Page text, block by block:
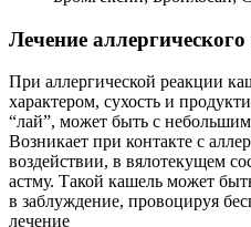
Лечение
При аллергической реакции
характером, сухость и
“лай”, может быть с
Возникает при контакте с
воздействии, в вялотекущем
астму. Такой кашель может
в заблуждение, провоцируя
лечение